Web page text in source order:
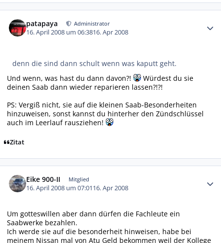
patapaya Administrator
16. April 2008 um 06:3816. Apr 2008
denn die sind dann schult wenn was kaputt geht.
Und wenn, was hast du dann davon?!
Würdest du sie
deinen Saab dann wieder reparieren lassen?!?!
PS: Vergiß nicht, sie auf die kleinen Saab-Besonderheiten
hinzuweisen, sonst kannst du hinterher den Zündschlüssel
auch im Leerlauf rausziehen!
Zitat
Eike 900-II Mitglied
16. April 2008 um 07:0116. Apr 2008
Um gotteswillen aber dann dürfen die Fachleute ein
Saabwerke bezahlen.
Ich werde sie auf die besonderheit hinweisen, habe bei
meinem Nissan mal von Atu Geld bekommen weil der Kollege